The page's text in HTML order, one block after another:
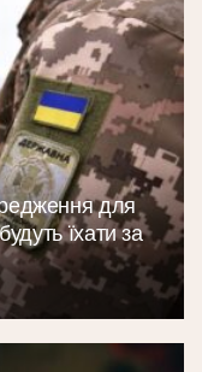
для
їхати за